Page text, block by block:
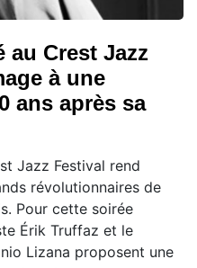
au Crest Jazz
à une
ans après sa
Jazz Festival rend
révolutionnaires de
Pour cette soirée
Érik Truffaz et le
Lizana proposent une